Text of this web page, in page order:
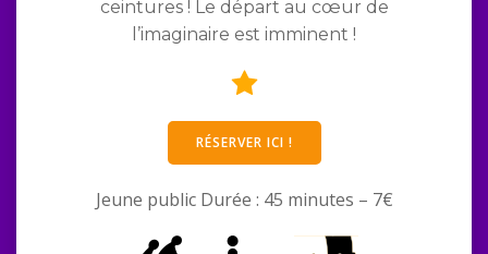
ceintures ! Le départ au cœur de
l’imaginaire est imminent !
RÉSERVER ICI !
Jeune public Durée : 45 minutes – 7€